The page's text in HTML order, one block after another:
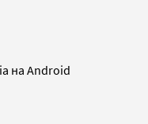
на Android